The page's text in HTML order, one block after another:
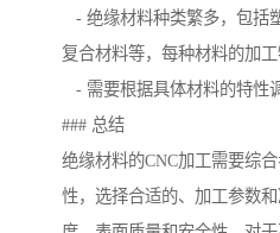
- 绝缘材料种类繁多，包括
复合材料等，每种材料的加工
- 需要根据具体材料的特性
### 总结
绝缘材料的CNC加工需要综
性，选择合适的、加工参数